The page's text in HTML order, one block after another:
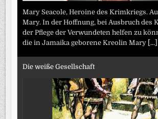
Mary Seacole, Heroine des Krimkriegs.
Mary. In der Hoffnung, bei Ausbruch des
der Pflege der Verwundeten helfen zu
die in Jamaika geborene Kreolin Mary [...]
Die weiße Gesellschaft